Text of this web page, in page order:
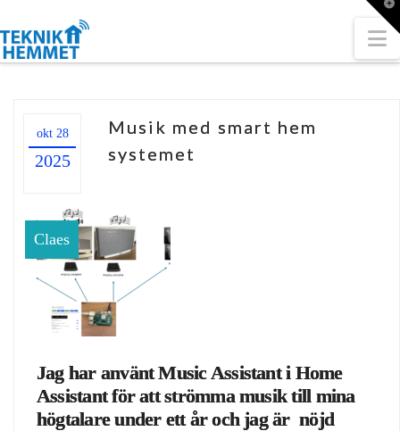
okt 28
2025
Musik med smart hem
systemet
Claes
Jag har använt Music Assistant i Home
Assistant för att strömma musik till mina
högtalare under ett år och jag är nöjd